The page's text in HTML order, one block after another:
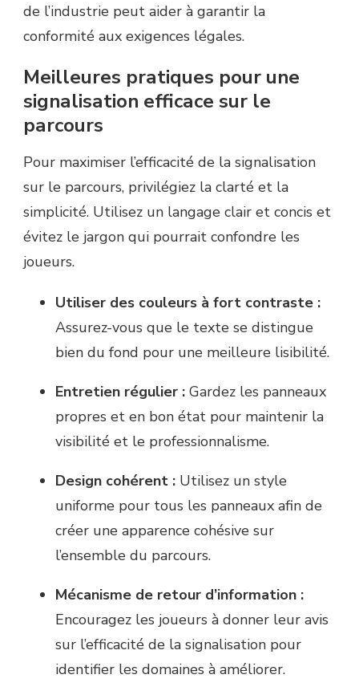
de l’industrie peut aider à garantir la
conformité aux exigences légales.
Meilleures pratiques pour une
signalisation efficace sur le
parcours
Pour maximiser l’efficacité de la signalisation
sur le parcours, privilégiez la clarté et la
simplicité. Utilisez un langage clair et concis et
évitez le jargon qui pourrait confondre les
joueurs.
Utiliser des couleurs à fort contraste :
Assurez-vous que le texte se distingue
bien du fond pour une meilleure lisibilité.
Entretien régulier : Gardez les panneaux
propres et en bon état pour maintenir la
visibilité et le professionnalisme.
Design cohérent : Utilisez un style
uniforme pour tous les panneaux afin de
créer une apparence cohésive sur
l’ensemble du parcours.
Mécanisme de retour d’information :
Encouragez les joueurs à donner leur avis
sur l’efficacité de la signalisation pour
identifier les domaines à améliorer.